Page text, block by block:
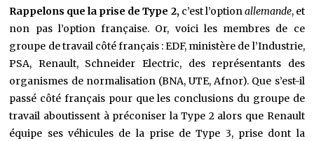
Rappelons que la prise de Type 2,c’est l’optionallemande, et
non pas l’option française. Or, voici les membres de ce
groupe de travail côté français : EDF, ministère de l’Industrie,
PSA, Renault, Schneider Electric, des représentants des
organismes de normalisation (BNA, UTE, Afnor). Que s’est-il
passé côté français pour que les conclusions du groupe de
travail aboutissent à préconiser la Type 2 alors que Renault
équipe ses véhicules de la prise de Type 3, prise dont la